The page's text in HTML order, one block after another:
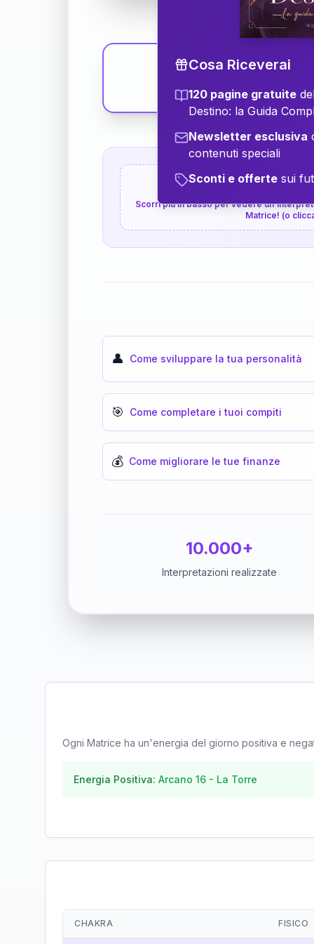
👇 P.S. Interpretazione
Scorri più in basso per vedere
Matrice! (o
👤 Come sviluppare la tua personalità
🎯 Come completare i tuoi compiti
💰 Come migliorare le tue finanze
10.000+
Interpretazioni realizzate
Ogni Matrice ha un'energia del giorno positiva e
Energia Positiva: Arcano 16 - La Torre
CHAKRA FISICO
Cosa Riceverai
120 pagine gratuite
Destino: la Guida
Newsletter esclusiva
contenuti speciali
Sconti e offerte sui